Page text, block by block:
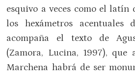
esquivo a veces como el
los hexámetros acentuales
acompaña el texto de
(Zamora, Lucina, 1997),
Marchena habrá de ser